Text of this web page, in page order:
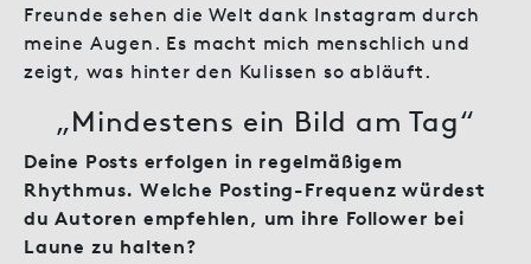
Freunde sehen die Welt dank Instagram durch
meine Augen. Es macht mich menschlich und
zeigt, was hinter den Kulissen so abläuft.
„Mindestens ein Bild am Tag“
Deine Posts erfolgen in regelmäßigem
Rhythmus. Welche Posting-Frequenz würdest
du Autoren empfehlen, um ihre Follower bei
Laune zu halten?